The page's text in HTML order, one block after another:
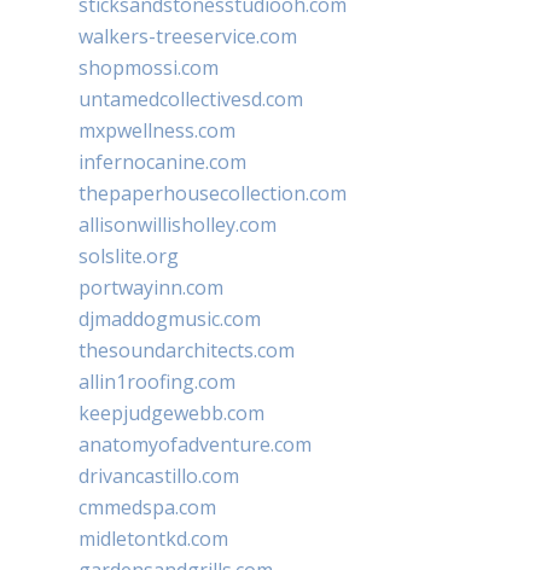
walkers-treeservice.com
shopmossi.com
untamedcollectivesd.com
mxpwellness.com
infernocanine.com
thepaperhousecollection.com
allisonwillisholley.com
solslite.org
portwayinn.com
djmaddogmusic.com
thesoundarchitects.com
allin1roofing.com
keepjudgewebb.com
anatomyofadventure.com
drivancastillo.com
cmmedspa.com
midletontkd.com